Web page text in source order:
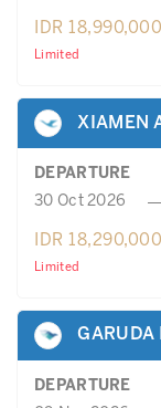
IDR 18,990,000
Limited
XIAMEN
DEPARTURE
30 Oct 2026
IDR 18,290,000
Limited
GARUDA
DEPARTURE